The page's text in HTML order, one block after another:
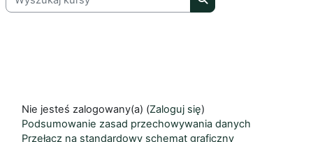
Wyszukaj kursy
Nie jesteś zalogowany(a) (Zaloguj się)
Podsumowanie zasad przechowywania danych
Przełącz na standardowy schemat graficzny